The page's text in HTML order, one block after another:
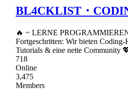
BL4CKLIST・
🔥 ~ LERNE
Fortgeschritten: Wir bieten
Tutorials & eine nette Community
718
Online
3,475
Members